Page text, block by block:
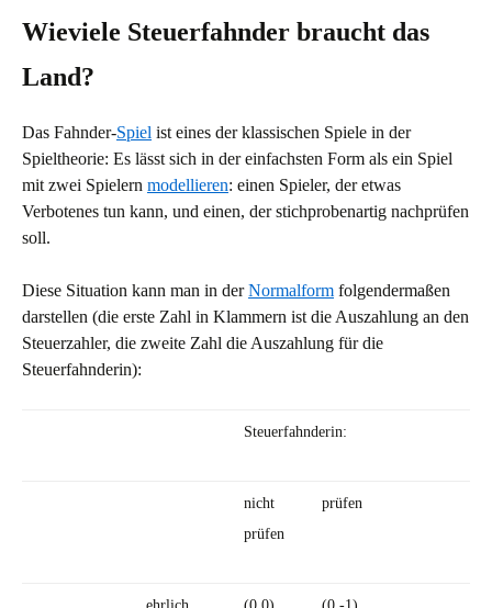
Wieviele Steuerfahnder braucht das
Land?
Das Fahnder-Spiel ist eines der klassischen Spiele in der
Spieltheorie: Es lässt sich in der einfachsten Form als ein Spiel
mit zwei Spielern modellieren: einen Spieler, der etwas
Verbotenes tun kann, und einen, der stichprobenartig nachprüfen
soll.
Diese Situation kann man in derNormalform folgendermaßen
darstellen (die erste Zahl in Klammern ist die Auszahlung an den
Steuerzahler, die zweite Zahl die Auszahlung für die
Steuerfahnderin):
Steuerfahnderin:
nicht
prüfen
prüfen